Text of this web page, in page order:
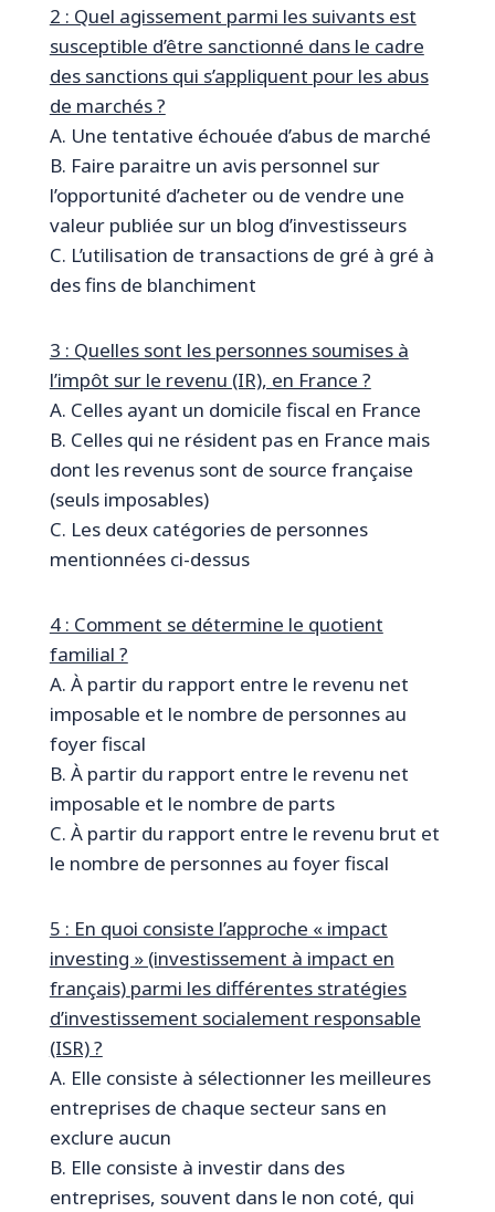
2 : Quel agissement parmi les suivants est
susceptible d’être sanctionné dans le cadre
des sanctions qui s’appliquent pour les abus
de marchés ?
A. Une tentative échouée d’abus de marché
B. Faire paraitre un avis personnel sur
l’opportunité d’acheter ou de vendre une
valeur publiée sur un blog d’investisseurs
C. L’utilisation de transactions de gré à gré à
des fins de blanchiment
3 : Quelles sont les personnes soumises à
l’impôt sur le revenu (IR), en France ?
A. Celles ayant un domicile fiscal en France
B. Celles qui ne résident pas en France mais
dont les revenus sont de source française
(seuls imposables)
C. Les deux catégories de personnes
mentionnées ci-dessus
4 : Comment se détermine le quotient
familial ?
A. À partir du rapport entre le revenu net
imposable et le nombre de personnes au
foyer fiscal
B. À partir du rapport entre le revenu net
imposable et le nombre de parts
C. À partir du rapport entre le revenu brut et
le nombre de personnes au foyer fiscal
5 : En quoi consiste l’approche « impact
investing » (investissement à impact en
français) parmi les différentes stratégies
d’investissement socialement responsable
(ISR) ?
A. Elle consiste à sélectionner les meilleures
entreprises de chaque secteur sans en
exclure aucun
B. Elle consiste à investir dans des
entreprises, souvent dans le non coté, qui